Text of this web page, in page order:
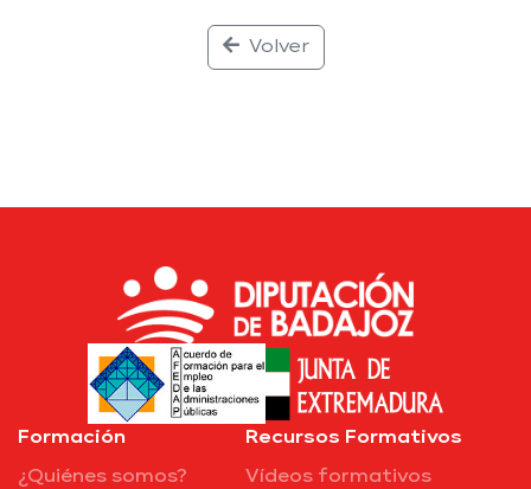
Volver
Formación
¿Quiénes somos?
Recursos Formativos
Vídeos formativos